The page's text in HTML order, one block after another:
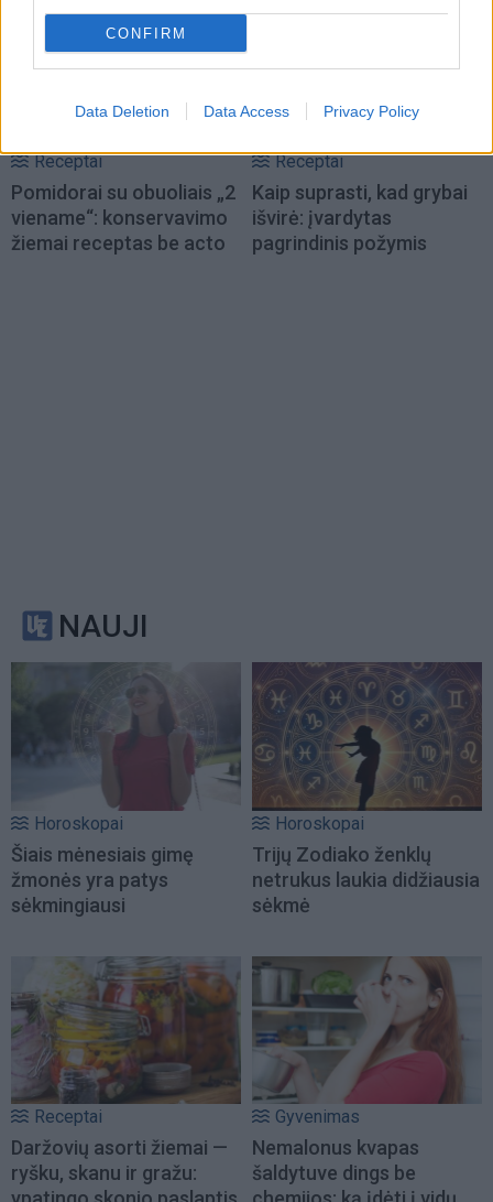
CONFIRM
Data Deletion Data Access Privacy Policy
Receptai
Pomidorai su obuoliais „2
viename“: konservavimo
žiemai receptas be acto
Receptai
Kaip suprasti, kad grybai
išvirė: įvardytas
pagrindinis požymis
NAUJI
Horoskopai
Šiais mėnesiais gimę
žmonės yra patys
sėkmingiausi
Horoskopai
Trijų Zodiako ženklų
netrukus laukia didžiausia
sėkmė
Receptai
Daržovių asorti žiemai —
ryšku, skanu ir gražu:
Gyvenimas
Nemalonus kvapas
šaldytuve dings be